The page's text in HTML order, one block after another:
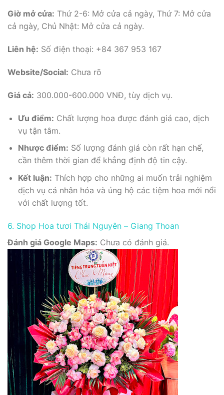
Giờ mở cửa: Thứ 2-6: Mở cửa cả ngày, Thứ 7: Mở cửa
cả ngày, Chủ Nhật: Mở cửa cả ngày.
Liên hệ: Số điện thoại: +84 367 953 167
Website/Social: Chưa rõ
Giá cả: 300.000-600.000 VNĐ, tùy dịch vụ.
Ưu điểm: Chất lượng hoa được đánh giá cao, dịch
vụ tận tâm.
Nhược điểm: Số lượng đánh giá còn rất hạn chế,
cần thêm thời gian để khẳng định độ tin cậy.
Kết luận: Thích hợp cho những ai muốn trải nghiệm
dịch vụ cá nhân hóa và ủng hộ các tiệm hoa mới nổi
với chất lượng tốt.
6. Shop Hoa tươi Thái Nguyên – Giang Thoan
Đánh giá Google Maps: Chưa có đánh giá.